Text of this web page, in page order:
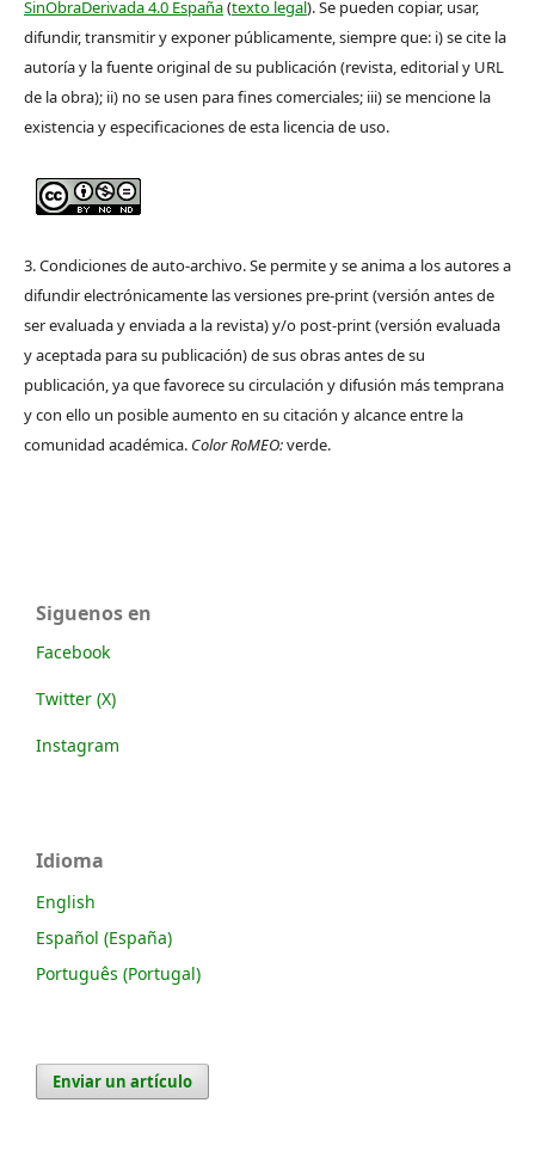
SinObraDerivada 4.0 España(texto legal). Se pueden copiar, usar,
difundir, transmitir y exponer públicamente, siempre que: i) se cite la
autoría y la fuente original de su publicación (revista, editorial y URL
de la obra); ii) no se usen para fines comerciales; iii) se mencione la
existencia y especificaciones de esta licencia de uso.
3. Condiciones de auto-archivo. Se permite y se anima a los autores a
difundir electrónicamente las versiones pre-print (versión antes de
ser evaluada y enviada a la revista) y/o post-print (versión evaluada
y aceptada para su publicación) de sus obras antes de su
publicación, ya que favorece su circulación y difusión más temprana
y con ello un posible aumento en su citación y alcance entre la
comunidad académica. Color RoMEO:verde.
Siguenos en
Facebook
Twitter (X)
Instagram
Idioma
English
Español (España)
Português (Portugal)
Enviar un artículo